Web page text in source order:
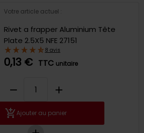
Votre article actuel :
Rivet a frapper Aluminium Tête
Plate 2.5X5 NFE 27151
8 avis
0,13 € TTC unitaire
remove add
Ajouter au panier